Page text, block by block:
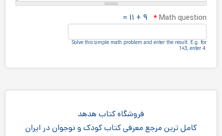
Math question
* ۹ + ۱۱ =
Solve this simple math problem and enter the result.‎ E.g.‎ for
1+3, enter 4.‎
فروشگاه کتاب هدهد
کامل ترین مرجع معرفی کتاب کودک و نوجوان در ایران